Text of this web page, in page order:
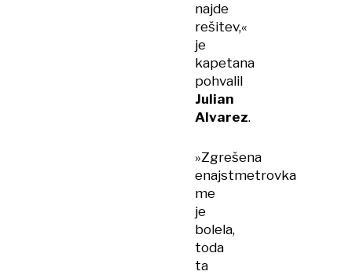
najde
rešitev,«
je
kapetana
pohvalil
Julian
Alvarez.
»Zgrešena
enajstmetrovka
me
je
bolela,
toda
ta